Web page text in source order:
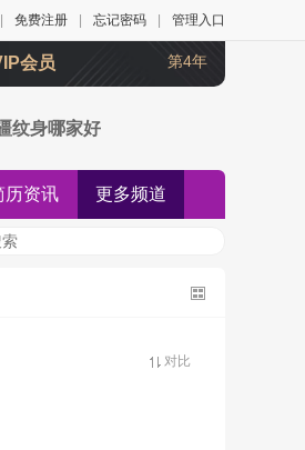
免费注册 忘记密码 管理入口
会员 第4年
纹身哪家好
历资讯 更多频道
对比